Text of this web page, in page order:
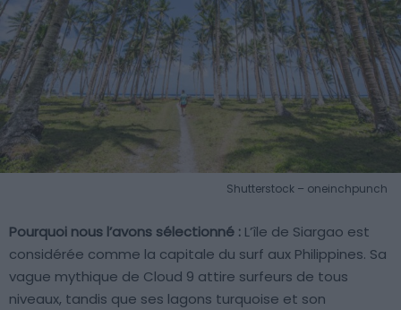
Shutterstock – oneinchpunch
Pourquoi nous l’avons sélectionné : L’île de Siargao est
considérée comme la capitale du surf aux Philippines. Sa
vague mythique de Cloud 9 attire surfeurs de tous
niveaux, tandis que ses lagons turquoise et son